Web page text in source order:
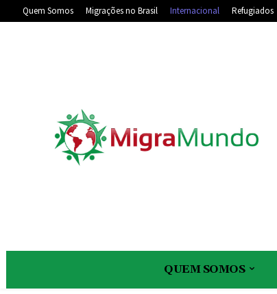
Quem Somos Migrações no Brasil Internacional Refugiados
QUEM SOMOS